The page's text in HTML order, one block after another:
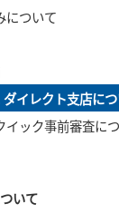
について
ダイレクト支店に
イック事前審査に
いて